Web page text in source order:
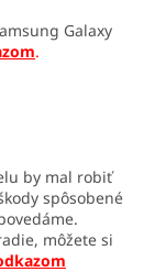
Galaxy
.
by mal robiť
spôsobené
môžete si